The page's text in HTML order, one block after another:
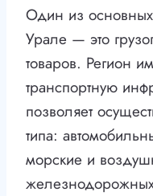
Один из основных
Урале — это
товаров. Регион
транспортную
позволяет
типа:
морские и
железнодорожных